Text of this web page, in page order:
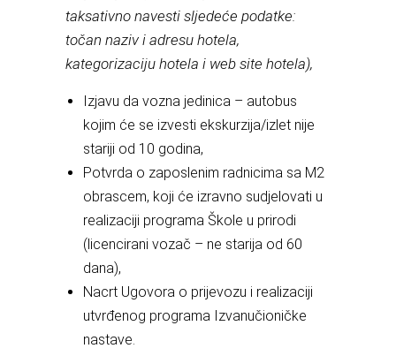
taksativno navesti sljedeće podatke:
točan naziv i adresu hotela,
kategorizaciju hotela i web site hotela),
Izjavu da vozna jedinica – autobus
kojim će se izvesti ekskurzija/izlet nije
stariji od 10 godina,
Potvrda o zaposlenim radnicima sa M2
obrascem, koji će izravno sudjelovati u
realizaciji programa Škole u prirodi
(licencirani vozač – ne starija od 60
dana),
Nacrt Ugovora o prijevozu i realizaciji
utvrđenog programa Izvanučioničke
nastave.